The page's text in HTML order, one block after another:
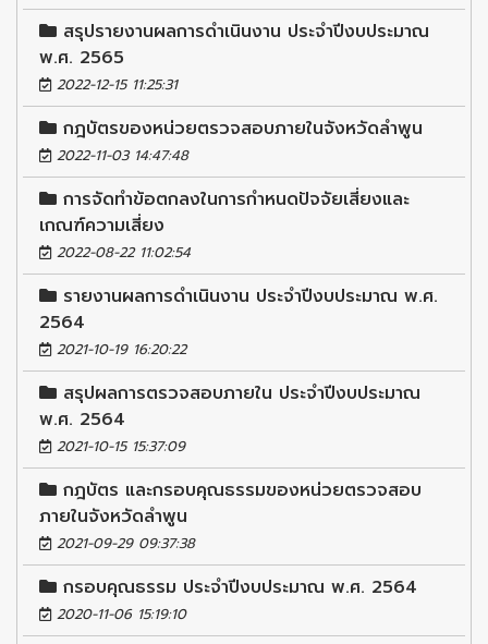
สรุปรายงานผลการดำเนินงาน ประจำปีงบประมาณ
พ.ศ. 2565
2022-12-15 11:25:31
กฎบัตรของหน่วยตรวจสอบภายในจังหวัดลำพูน
2022-11-03 14:47:48
การจัดทำข้อตกลงในการกำหนดปัจจัยเสี่ยงและ
เกณฑ์ความเสี่ยง
2022-08-22 11:02:54
รายงานผลการดำเนินงาน ประจำปีงบประมาณ พ.ศ.
2564
2021-10-19 16:20:22
สรุปผลการตรวจสอบภายใน ประจำปีงบประมาณ
พ.ศ. 2564
2021-10-15 15:37:09
กฎบัตร และกรอบคุณธรรมของหน่วยตรวจสอบ
ภายในจังหวัดลำพูน
2021-09-29 09:37:38
กรอบคุณธรรม ประจำปีงบประมาณ พ.ศ. 2564
2020-11-06 15:19:10